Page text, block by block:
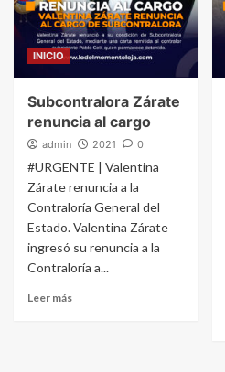
INICIO
Subcontralora Zárate
renuncia al cargo
admin 2021 0
#URGENTE | Valentina
Zárate renuncia a la
Contraloría General del
Estado. Valentina Zárate
ingresó su renuncia a la
Contraloría a...
Leer más